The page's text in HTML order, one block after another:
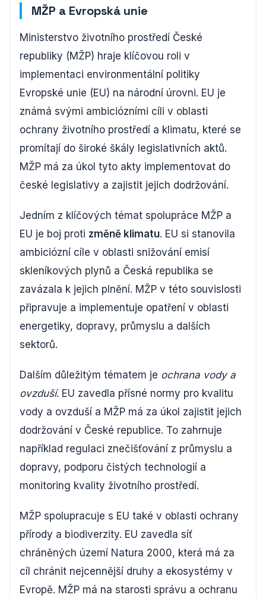
MŽP a Evropská unie
Ministerstvo životního prostředí České
republiky (MŽP) hraje klíčovou roli v
implementaci environmentální politiky
Evropské unie (EU) na národní úrovni. EU je
známá svými ambiciózními cíli v oblasti
ochrany životního prostředí a klimatu, které se
promítají do široké škály legislativních aktů.
MŽP má za úkol tyto akty implementovat do
české legislativy a zajistit jejich dodržování.
Jedním z klíčových témat spolupráce MŽP a
EU je boj proti změně klimatu. EU si stanovila
ambiciózní cíle v oblasti snižování emisí
skleníkových plynů a Česká republika se
zavázala k jejich plnění. MŽP v této souvislosti
připravuje a implementuje opatření v oblasti
energetiky, dopravy, průmyslu a dalších
sektorů.
Dalším důležitým tématem je ochrana vody a
ovzduší. EU zavedla přísné normy pro kvalitu
vody a ovzduší a MŽP má za úkol zajistit jejich
dodržování v České republice. To zahrnuje
například regulaci znečišťování z průmyslu a
dopravy, podporu čistých technologií a
monitoring kvality životního prostředí.
MŽP spolupracuje s EU také v oblasti ochrany
přírody a biodiverzity. EU zavedla síť
chráněných území Natura 2000, která má za
cíl chránit nejcennější druhy a ekosystémy v
Evropě. MŽP má na starosti správu a ochranu